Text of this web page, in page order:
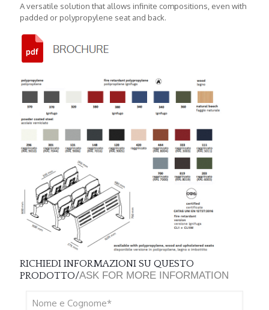
A versatile solution that allows infinite compositions, even with
padded or polypropylene seat and back.
RICHIEDI INFORMAZIONI SU QUESTO
PRODOTTO/ASK FOR MORE INFORMATION